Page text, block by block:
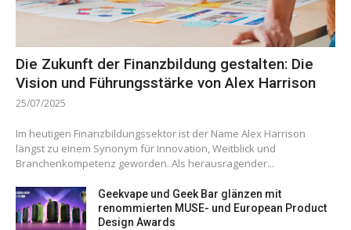
Die Zukunft der Finanzbildung gestalten: Die
Vision und Führungsstärke von Alex Harrison
25/07/2025
Im heutigen Finanzbildungssektor ist der Name Alex Harrison
längst zu einem Synonym für Innovation, Weitblick und
Branchenkompetenz geworden. Als herausragender...
Geekvape und Geek Bar glänzen mit
renommierten MUSE- und European Product
Design Awards